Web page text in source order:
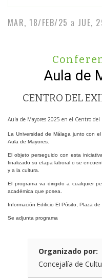
MAR, 18/FEB/25 a JUE,
Aula de
CENTRO DEL
Aula de Mayores 2025 en el Centro
La Universidad de Málaga junto con
Aula de Mayores.
El objeto perseguido con esta
finalizado su etapa laboral o se
y a la cultura.
El programa va dirigido a cualquier
académica que posea.
Información Edificio El Pósito, Plaza
Se adjunta programa
Organizado por:
Concejalía de